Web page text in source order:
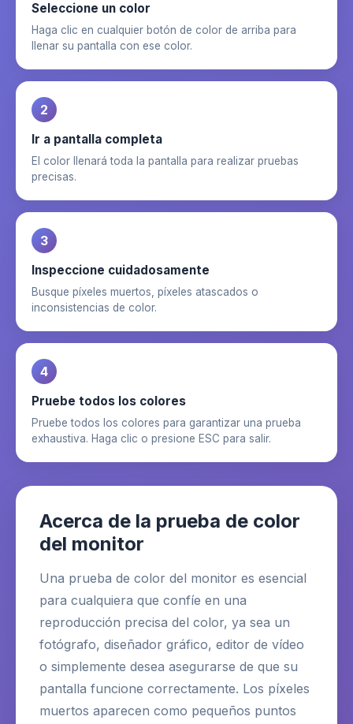
Seleccione un color
Haga clic en cualquier botón de color de arriba para
llenar su pantalla con ese color.
2
Ir a pantalla completa
El color llenará toda la pantalla para realizar pruebas
precisas.
3
Inspeccione cuidadosamente
Busque píxeles muertos, píxeles atascados o
inconsistencias de color.
4
Pruebe todos los colores
Pruebe todos los colores para garantizar una prueba
exhaustiva. Haga clic o presione ESC para salir.
Acerca de la prueba de color
del monitor
Una prueba de color del monitor es esencial
para cualquiera que confíe en una
reproducción precisa del color, ya sea un
fotógrafo, diseñador gráfico, editor de vídeo
o simplemente desea asegurarse de que su
pantalla funcione correctamente. Los píxeles
muertos aparecen como pequeños puntos